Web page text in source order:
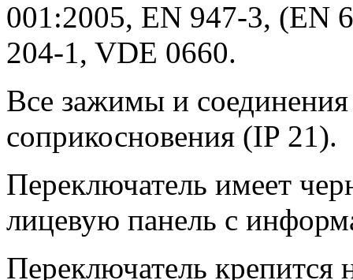
001:2005, EN 947-3, (EN
204-1, VDE 0660.
Все зажимы и
соприкосновения (IP 21).
Переключатель имеет
лицевую панель с
Переключатель